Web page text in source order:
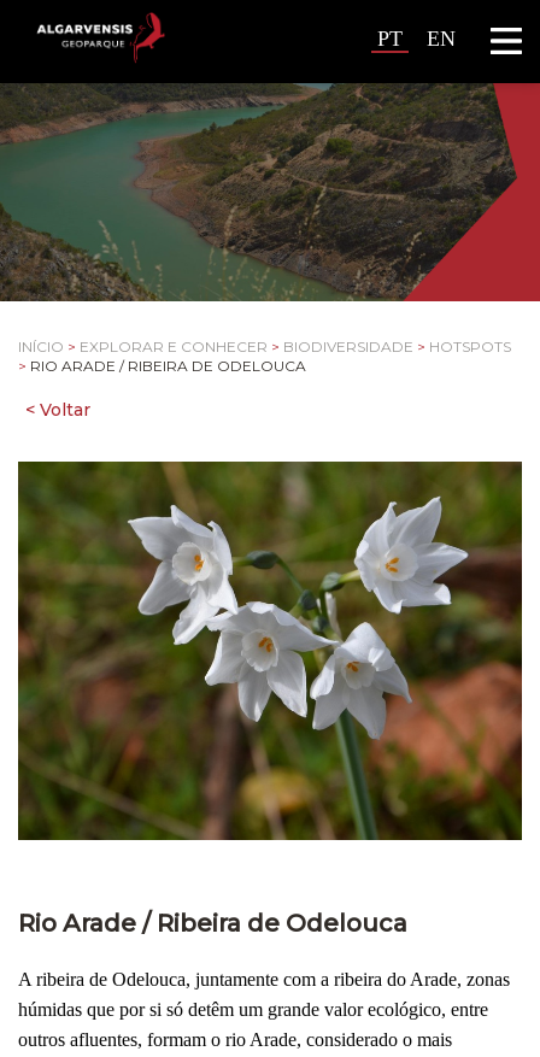
PT EN
INÍCIO > EXPLORAR E CONHECER > BIODIVERSIDADE > HOTSPOTS
> RIO ARADE / RIBEIRA DE ODELOUCA
Rio Arade / Ribeira de Odelouca
A ribeira de Odelouca, juntamente com a ribeira do Arade, zonas
húmidas que por si só detêm um grande valor ecológico, entre
outros afluentes, formam o rio Arade, considerado o mais